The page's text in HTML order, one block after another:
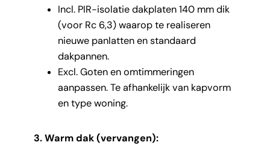
Incl. PIR-isolatie dakplaten 140 mm dik
(voor Rc 6,3) waarop te realiseren
nieuwe panlatten en standaard
dakpannen.
Excl. Goten en omtimmeringen
aanpassen. Te afhankelijk van kapvorm
en type woning.
3. Warm dak (vervangen):